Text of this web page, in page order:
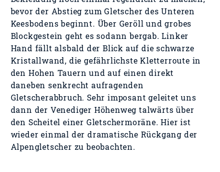
bevor der Abstieg zum Gletscher des Unteren
Keesbodens beginnt. Über Geröll und grobes
Blockgestein geht es sodann bergab. Linker
Hand fällt alsbald der Blick auf die schwarze
Kristallwand, die gefährlichste Kletterroute in
den Hohen Tauern und auf einen direkt
daneben senkrecht aufragenden
Gletscherabbruch. Sehr imposant geleitet uns
dann der Venediger Höhenweg talwärts über
den Scheitel einer Gletschermoräne. Hier ist
wieder einmal der dramatische Rückgang der
Alpengletscher zu beobachten.